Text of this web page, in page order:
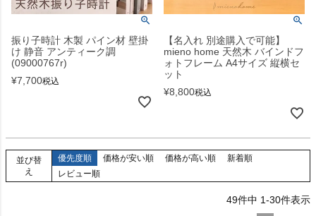
振り子時計 木製 パイン材 壁掛
け 静音 アンティーク調
(09000767r)
¥7,700税込
【名入れ 別途購入で可能】
mieno home 天然木 バインドフ
ォトフレーム A4サイズ 縦横セ
ット
¥8,800税込
並び替
え
優先度順 価格が安い順 価格が高い順
新着順
レビュー順
49件中 1-30件表示